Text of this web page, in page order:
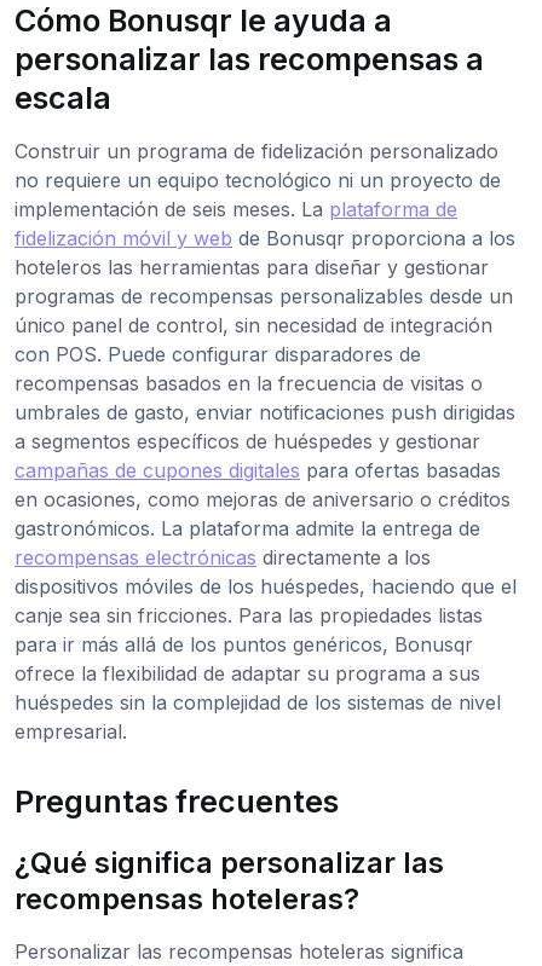
Cómo Bonusqr le ayuda a
personalizar las recompensas a
escala
Construir un programa de fidelización personalizado
no requiere un equipo tecnológico ni un proyecto de
implementación de seis meses. La plataforma de
fidelización móvil y web de Bonusqr proporciona a los
hoteleros las herramientas para diseñar y gestionar
programas de recompensas personalizables desde un
único panel de control, sin necesidad de integración
con POS. Puede configurar disparadores de
recompensas basados en la frecuencia de visitas o
umbrales de gasto, enviar notificaciones push dirigidas
a segmentos específicos de huéspedes y gestionar
campañas de cupones digitales para ofertas basadas
en ocasiones, como mejoras de aniversario o créditos
gastronómicos. La plataforma admite la entrega de
recompensas electrónicas directamente a los
dispositivos móviles de los huéspedes, haciendo que el
canje sea sin fricciones. Para las propiedades listas
para ir más allá de los puntos genéricos, Bonusqr
ofrece la flexibilidad de adaptar su programa a sus
huéspedes sin la complejidad de los sistemas de nivel
empresarial.
Preguntas frecuentes
¿Qué significa personalizar las
recompensas hoteleras?
Personalizar las recompensas hoteleras significa